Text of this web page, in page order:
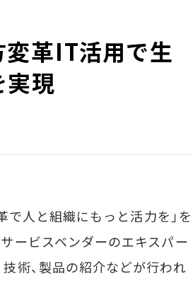
革――IT活用で生
実現
人と組織にもっと活力を」を
ービスベンダーのエキスパー
術、製品の紹介などが行われ